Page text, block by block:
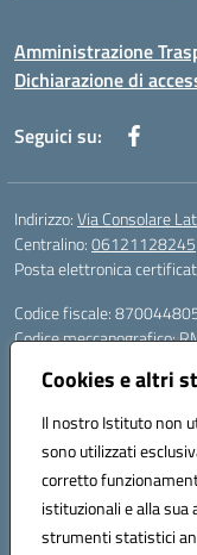
Cookies e altri
Il nostro Istituto non
sono utilizzati
corretto
istituzionali e alla
strumenti statistici
Amministrazione
Dichiarazione di
Seguici su:
Indirizzo:Via Consolare
Centralino:06121128245
Posta elettronica
Codice fiscale:
Codice meccanografico:
Dirigente scolastico:
Orientamento:
Supporto piattaforme
Google Workspace